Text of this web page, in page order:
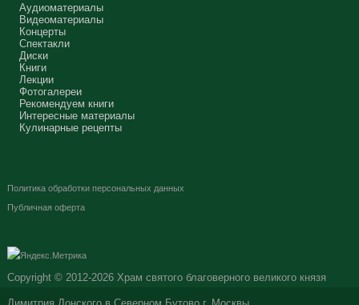
Аудиоматериалы
Видеоматериалы
Концерты
Спектакли
Диски
Книги
Лекции
Фотогалереи
Рекомендуем книги
Интересные материалы
Кулинарные рецепты
Политика обработки персональных данных
Публичная оферта
Copyright © 2012-2026 Храм святого благоверного великого князя